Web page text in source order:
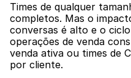
Times de qualquer
completos. Mas o
conversas é alto e o
operações de venda
venda ativa ou times de
por cliente.